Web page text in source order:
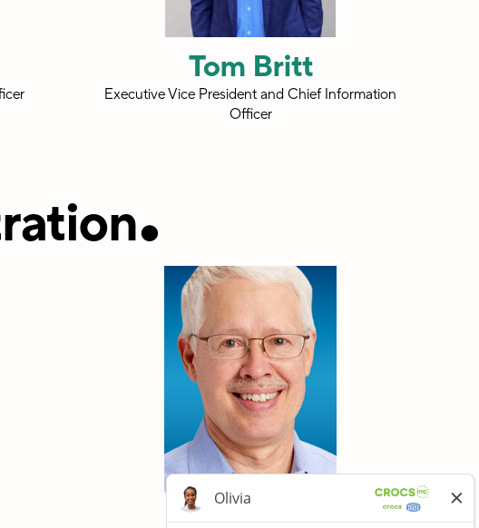
Tom Britt
Executive Vice President and Chief Information
Officer
.